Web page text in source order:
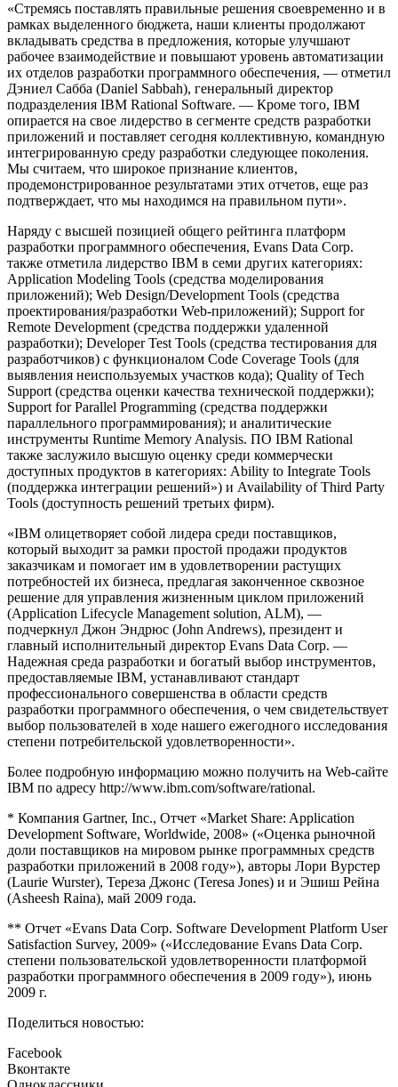
«Стремясь поставлять правильные решения своевременно и в
рамках выделенного бюджета, наши клиенты продолжают
вкладывать средства в предложения, которые улучшают
рабочее взаимодействие и повышают уровень автоматизации
их отделов разработки программного обеспечения, — отметил
Дэниел Сабба (Daniel Sabbah), генеральный директор
подразделения IBM Rational Software. — Кроме того, IBM
опирается на свое лидерство в сегменте средств разработки
приложений и поставляет сегодня коллективную, командную
интегрированную среду разработки следующее поколения.
Мы считаем, что широкое признание клиентов,
продемонстрированное результатами этих отчетов, еще раз
подтверждает, что мы находимся на правильном пути».
Наряду с высшей позицией общего рейтинга платформ
разработки программного обеспечения, Evans Data Corp.
также отметила лидерство IBM в семи других категориях:
Application Modeling Tools (средства моделирования
приложений); Web Design/Development Tools (средства
проектирования/разработки Web-приложений); Support for
Remote Development (средства поддержки удаленной
разработки); Developer Test Tools (средства тестирования для
разработчиков) с функционалом Code Coverage Tools (для
выявления неиспользуемых участков кода); Quality of Tech
Support (средства оценки качества технической поддержки);
Support for Parallel Programming (средства поддержки
параллельного программирования); и аналитические
инструменты Runtime Memory Analysis. ПО IBM Rational
также заслужило высшую оценку среди коммерчески
доступных продуктов в категориях: Ability to Integrate Tools
(поддержка интеграции решений») и Availability of Third Party
Tools (доступность решений третьих фирм).
«IBM олицетворяет собой лидера среди поставщиков,
который выходит за рамки простой продажи продуктов
заказчикам и помогает им в удовлетворении растущих
потребностей их бизнеса, предлагая законченное сквозное
решение для управления жизненным циклом приложений
(Application Lifecycle Management solution, ALM), —
подчеркнул Джон Эндрюс (John Andrews), президент и
главный исполнительный директор Evans Data Corp. —
Надежная среда разработки и богатый выбор инструментов,
предоставляемые IBM, устанавливают стандарт
профессионального совершенства в области средств
разработки программного обеспечения, о чем свидетельствует
выбор пользователей в ходе нашего ежегодного исследования
степени потребительской удовлетворенности».
Более подробную информацию можно получить на Web-сайте
IBM по адресу http://www.ibm.com/software/rational.
* Компания Gartner, Inc., Отчет «Market Share: Application
Development Software, Worldwide, 2008» («Оценка рыночной
доли поставщиков на мировом рынке программных средств
разработки приложений в 2008 году»), авторы Лори Вурстер
(Laurie Wurster), Тереза Джонс (Teresa Jones) и и Эшиш Рейна
(Asheesh Raina), май 2009 года.
** Отчет «Evans Data Corp. Software Development Platform User
Satisfaction Survey, 2009» («Исследование Evans Data Corp.
степени пользовательской удовлетворенности платформой
разработки программного обеспечения в 2009 году»), июнь
2009 г.
Поделиться новостью:
Facebook
Вконтакте